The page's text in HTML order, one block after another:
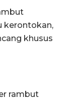
kerontokan,
khusus
rambut